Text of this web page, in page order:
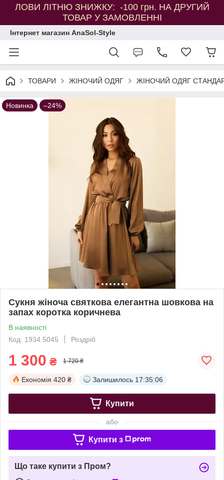
ЛОВИ ЛІТНЮ ЗНИЖКУ: -100 грн. НА ДРУГИЙ
ТОВАР У ЗАМОВЛЕННІ
Інтернет магазин AnaSol-Style
ТОВАРИ ЖІНОЧИЙ ОДЯГ ЖІНОЧИЙ ОДЯГ
Новинка –24%
Сукня жіноча святкова елегантна шовкова на
запах коротка коричнева
В наявності
Код: 1934.5045
Роздріб
1 300 ₴ 1 720 ₴
Економія 420 ₴ Залишилось 17:35:05
Купити
або
Купити з
Що таке купити з Пром?